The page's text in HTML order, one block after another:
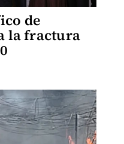
de
la fractura